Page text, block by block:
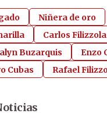
Niñera de oro
Carlos Filizzola
Buzarquis
Enzo
Cubas
Rafael